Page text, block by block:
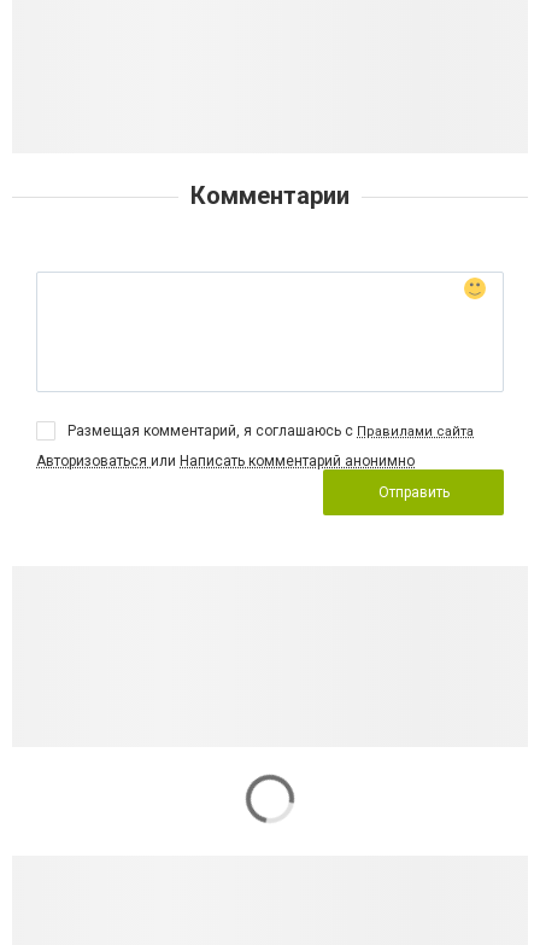
Комментарии
Размещая комментарий, я соглашаюсь с Правилами сайта
Авторизоваться или Написать комментарий анонимно
Отправить